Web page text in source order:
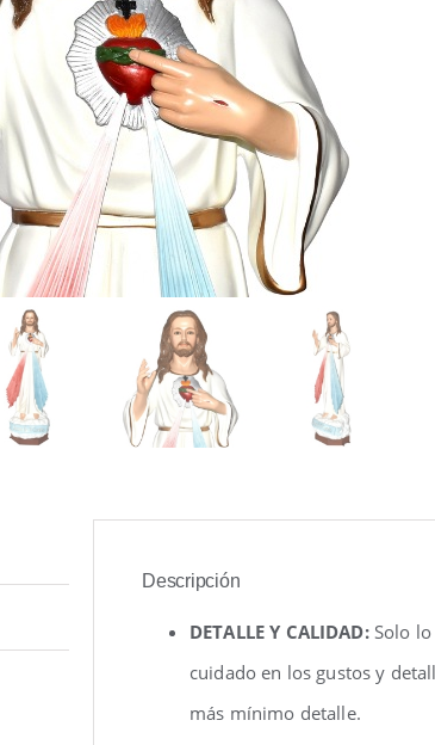
Descripción
DETALLE Y CALIDAD: Solo
cuidado en los gustos y
más mínimo detalle.